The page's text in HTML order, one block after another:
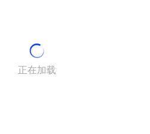
正在加载